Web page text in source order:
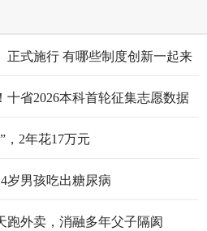
正式施行 有哪些制度创新一起来
十省2026本科首轮征集志愿数据
，2年花17万元
岁男孩吃出糖尿病
跑外卖，消融多年父子隔阂